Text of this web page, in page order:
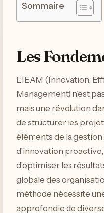
Sommaire
Les
L’IEAM (Innovation,
Management) n’est
mais une révolution
de structurer les
éléments de la
d’innovation
d’optimiser les
globale des
méthode nécessite
approfondie de